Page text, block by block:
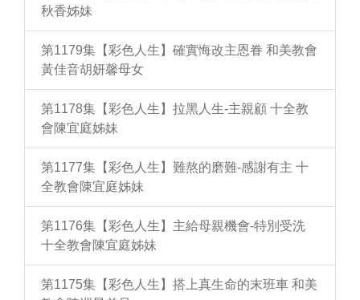
秋香姊妹
第1179集【彩色人生】確實悔改主恩眷 和美教會
黃佳音胡妍馨母女
第1178集【彩色人生】拉黑人生-主親顧 十全教
會陳宜庭姊妹
第1177集【彩色人生】難熬的磨難-感謝有主 十
全教會陳宜庭姊妹
第1176集【彩色人生】主給母親機會-特別受洗
十全教會陳宜庭姊妹
第1175集【彩色人生】搭上真生命的末班車 和美